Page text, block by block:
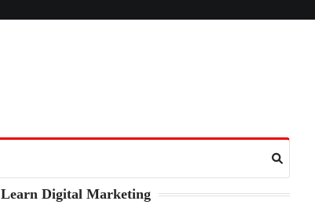
Learn Digital Marketing